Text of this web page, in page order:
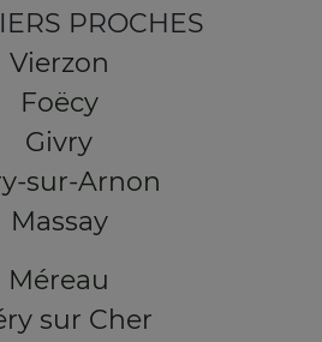
PROCHES
Vierzon
Foëcy
Givry
sur-Arnon
Massay
Méreau
sur Cher